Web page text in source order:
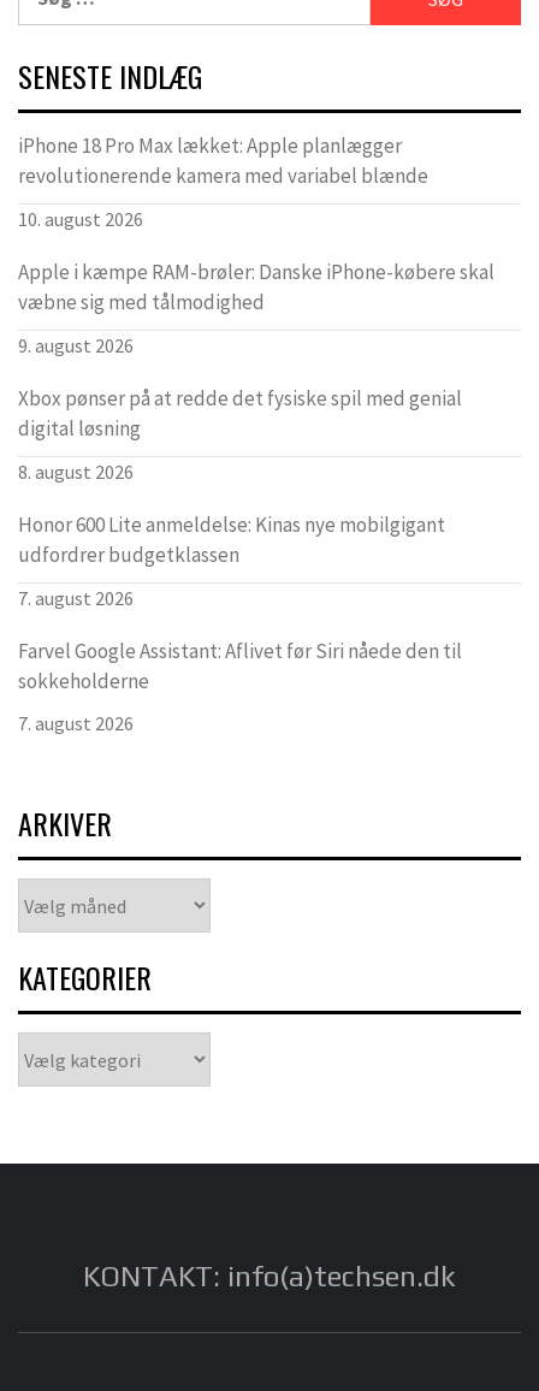
efter:
SENESTE INDLÆG
iPhone 18 Pro Max lækket: Apple planlægger
revolutionerende kamera med variabel blænde
10. august 2026
Apple i kæmpe RAM-brøler: Danske iPhone-købere skal
væbne sig med tålmodighed
9. august 2026
Xbox pønser på at redde det fysiske spil med genial
digital løsning
8. august 2026
Honor 600 Lite anmeldelse: Kinas nye mobilgigant
udfordrer budgetklassen
7. august 2026
Farvel Google Assistant: Aflivet før Siri nåede den til
sokkeholderne
7. august 2026
ARKIVER
KATEGORIER
KONTAKT: info(a)techsen.dk